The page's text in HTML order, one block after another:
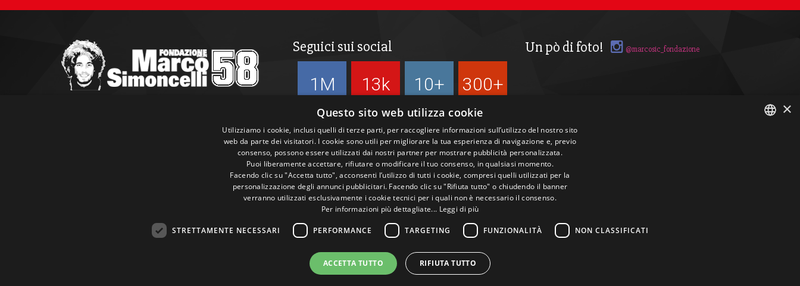
info@marcosimoncellifondazione.it
Seguici sui social
1M 13k 10+ 300+
Un pò di foto! @marcosic_fondazione
×
Questo sito web utilizza cookie
Utilizziamo i cookie, inclusi quelli di terze parti, per raccogliere informazioni sull’utilizzo del nostro sito
web da parte dei visitatori. I cookie sono utili per migliorare la tua esperienza di navigazione e, previo
consenso, possono essere utilizzati dai nostri partner per mostrare pubblicità personalizzata.
Puoi liberamente accettare, rifiutare o modificare il tuo consenso, in qualsiasi momento.
Facendo clic su "Accetta tutto", acconsenti l’utilizzo di tutti i cookie, compresi quelli utilizzati per la
personalizzazione degli annunci pubblicitari. Facendo clic su "Rifiuta tutto" o chiudendo il banner
verranno utilizzati esclusivamente i cookie tecnici per i quali non è necessario il consenso.
Per informazioni più dettagliate... Leggi di più
STRETTAMENTE NECESSARI PERFORMANCE TARGETING FUNZIONALITÀ NON CLASSIFICATI
ACCETTA TUTTO RIFIUTA TUTTO